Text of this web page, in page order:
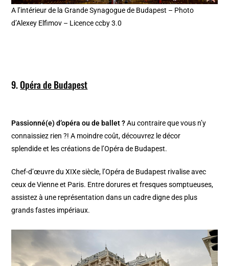
A l’intérieur de la Grande Synagogue de Budapest – Photo
d’Alexey Elfimov – Licence ccby 3.0
9.Opéra de Budapest
Passionné(e) d’opéra ou de ballet ?Au contraire que vous n’y
connaissiez rien ?! A moindre coût, découvrez le décor
splendide et les créations de l’Opéra de Budapest.
Chef-d’œuvre du XIXe siècle, l’Opéra de Budapest rivalise avec
ceux de Vienne et Paris. Entre dorures et fresques somptueuses,
assistez à une représentation dans un cadre digne des plus
grands fastes impériaux.